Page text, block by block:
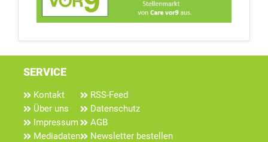
SERVICE
Kontakt
Über uns
Impressum
Mediadaten
RSS-Feed
Datenschutz
AGB
Newsletter bestellen